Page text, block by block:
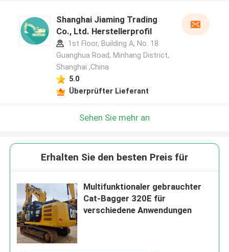
Shanghai Jiaming Trading
Co., Ltd. Herstellerprofil
1st Floor, Building A, No. 18
Guanghua Road, Minhang District,
Shanghai ,China
5.0
Überprüfter Lieferant
Sehen Sie mehr an
Erhalten Sie den besten Preis für
Multifunktionaler gebrauchter
Cat-Bagger 320E für
verschiedene Anwendungen